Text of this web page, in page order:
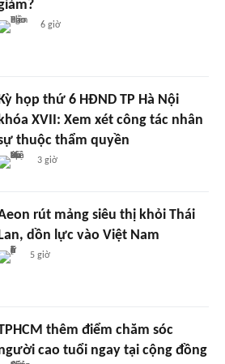
6 giờ
Kỳ họp thứ 6 HĐND TP Hà Nội
khóa XVII: Xem xét công tác nhân
thuộc thẩm quyền
3 giờ
rút mảng siêu thị khỏi Thái
Lan, dồn lực vào Việt Nam
5 giờ
thêm điểm chăm sóc
cao tuổi ngay tại cộng đồng